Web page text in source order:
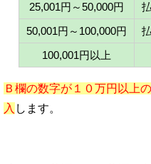
25,001円～50,000円
50,001円～100,000円
100,001円以上
Ｂ欄の数字が１０万円以上
入 します。